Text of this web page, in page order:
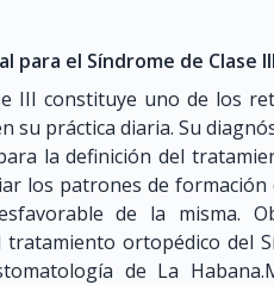
el Síndrome de Clase
III constituye uno de los
su práctica diaria. Su
la definición del
los patrones de
de la misma.
ortopédico del
de La